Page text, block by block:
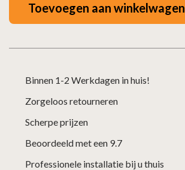
Toevoegen aan winkelwagen
Binnen 1-2 Werkdagen in huis!
Zorgeloos retourneren
Scherpe prijzen
Beoordeeld met een 9.7
Professionele installatie bij u thuis